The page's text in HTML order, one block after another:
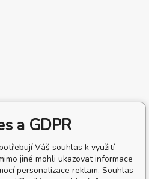
a GDPR
Váš souhlas k využití
jiné mohli ukazovat informace
personalizace reklam. Souhlas